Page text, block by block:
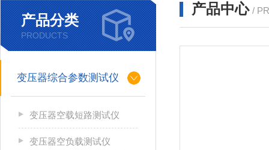
产品分类
PRODUCTS
变压器综合参数测试仪
变压器空载短路测试仪
变压器空负载测试仪
产品中心 /